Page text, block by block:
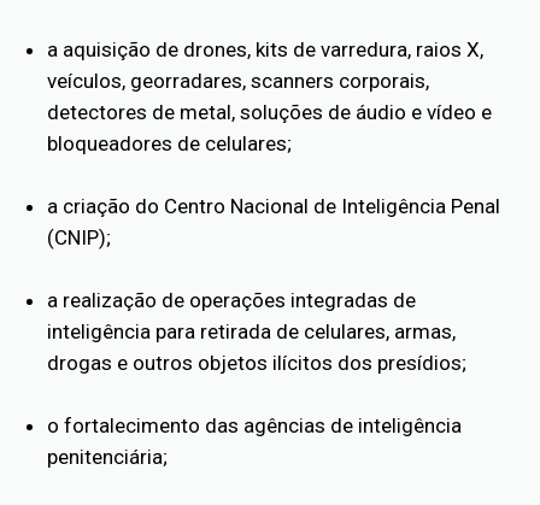
a aquisição de drones, kits de varredura, raios X,
veículos, georradares, scanners corporais,
detectores de metal, soluções de áudio e vídeo e
bloqueadores de celulares;
a criação do Centro Nacional de Inteligência Penal
(CNIP);
a realização de operações integradas de
inteligência para retirada de celulares, armas,
drogas e outros objetos ilícitos dos presídios;
o fortalecimento das agências de inteligência
penitenciária;